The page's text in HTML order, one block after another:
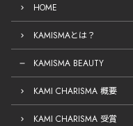
HOME
KAMISMAとは？
KAMISMA BEAUTY
KAMI CHARISMA 概要
KAMI CHARISMA 受賞